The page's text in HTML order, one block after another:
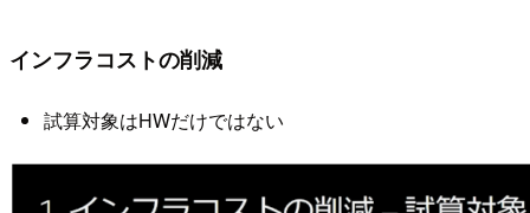
インフラコストの削減
試算対象はHWだけではない